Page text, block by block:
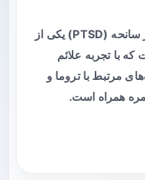
معرفی اختلال استرس پس از سانحه (PTSD) یکی از
که با تجربه علائم
مرتبط با تروما و
همراه است.